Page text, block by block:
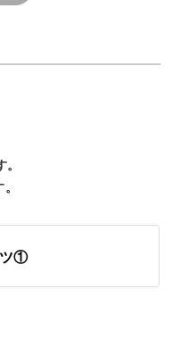
けど、初めてでも作れ
すいよう、シンプルな
パーツは工程が少ない
基本の流れがしっかり
ツ①